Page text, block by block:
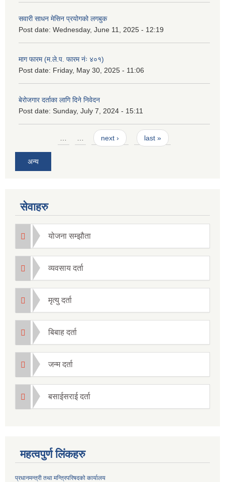
सवारी साधन मेसिन प्रयोगको लगबुक
Post date: Wednesday, June 11, 2025 - 12:19
माग फारम (म.ले.प. फारम नंः ४०१)
Post date: Friday, May 30, 2025 - 11:06
बेरोजगार दर्ताका लागि दिने निवेदन
Post date: Sunday, July 7, 2024 - 15:11
… … next › last »
अन्य
सेवाहरु
योजना सम्झौता
व्यवसाय दर्ता
मृत्यु दर्ता
बिबाह दर्ता
जन्म दर्ता
बसाईसराई दर्ता
महत्वपुर्ण लिंकहरु
प्रधानमन्त्री तथा मन्त्रिपरिषदको कार्यालय